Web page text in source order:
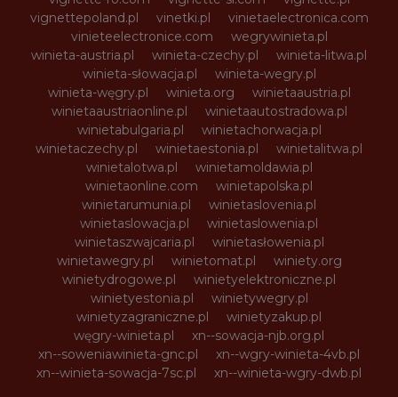
vignettepoland.pl
vinetki.pl
vinietaelectronica.com
vinieteelectronice.com
wegrywinieta.pl
winieta-austria.pl
winieta-czechy.pl
winieta-litwa.pl
winieta-słowacja.pl
winieta-wegry.pl
winieta-węgry.pl
winieta.org
winietaaustria.pl
winietaaustriaonline.pl
winietaautostradowa.pl
winietabulgaria.pl
winietachorwacja.pl
winietaczechy.pl
winietaestonia.pl
winietalitwa.pl
winietalotwa.pl
winietamoldawia.pl
winietaonline.com
winietapolska.pl
winietarumunia.pl
winietaslovenia.pl
winietaslowacja.pl
winietaslowenia.pl
winietaszwajcaria.pl
winietasłowenia.pl
winietawegry.pl
winietomat.pl
winiety.org
winietydrogowe.pl
winietyelektroniczne.pl
winietyestonia.pl
winietywegry.pl
winietyzagraniczne.pl
winietyzakup.pl
węgry-winieta.pl
xn--sowacja-njb.org.pl
xn--soweniawinieta-gnc.pl
xn--wgry-winieta-4vb.pl
xn--winieta-sowacja-7sc.pl
xn--winieta-wgry-dwb.pl